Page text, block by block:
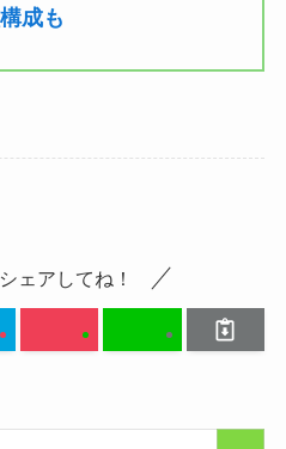
成も
ェアしてね！